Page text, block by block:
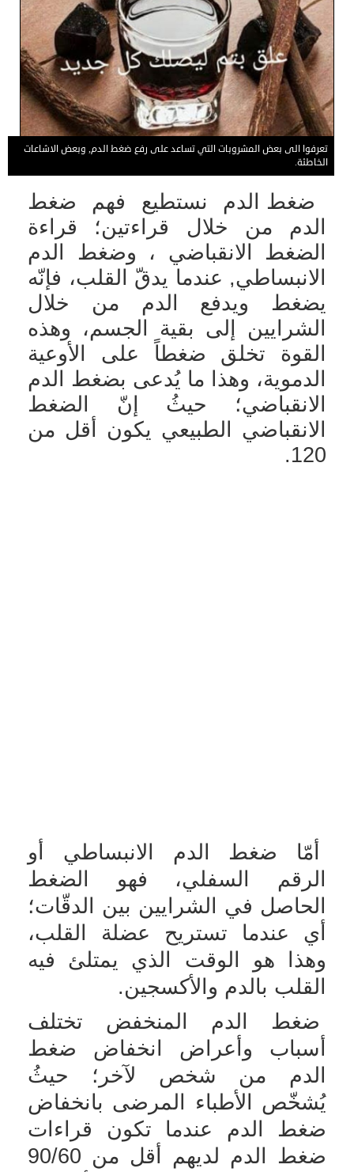
تعرفوا الى بعض المشروبات التي تساعد على رفع ضغط الدم, وبعض الاشاعات
الخاطئة.
ضغط الدم نستطيع فهم ضغط
الدم من خلال قراءتين؛ قراءة
الضغط الانقباضي ، وضغط الدم
الانبساطي, عندما يدقّ القلب، فإنّه
يضغط ويدفع الدم من خلال
الشرايين إلى بقية الجسم، وهذه
القوة تخلق ضغطاً على الأوعية
الدموية، وهذا ما يُدعى بضغط الدم
الانقباضي؛ حيثُ إنّ الضغط
الانقباضي الطبيعي يكون أقل من
120.
أمّا ضغط الدم الانبساطي أو
الرقم السفلي، فهو الضغط
الحاصل في الشرايين بين الدقّات؛
أي عندما تستريح عضلة القلب،
وهذا هو الوقت الذي يمتلئ فيه
القلب بالدم والأكسجين.
ضغط الدم المنخفض تختلف
أسباب وأعراض انخفاض ضغط
الدم
من شخص لآخر؛ حيثُ
يُشخّص الأطباء المرضى بانخفاض
ضغط الدم عندما تكون قراءات
ضغط الدم لديهم أقل من 90/60